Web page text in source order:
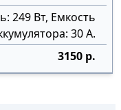
249 Вт, Емкость
30 А.
3150 р.